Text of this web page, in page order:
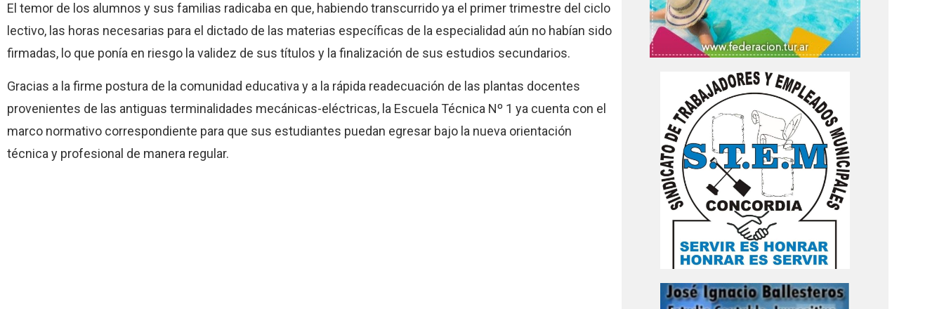
El temor de los alumnos y sus familias radicaba en que, habiendo transcurrido ya el primer trimestre del ciclo
lectivo, las horas necesarias para el dictado de las materias específicas de la especialidad aún no habían sido
firmadas, lo que ponía en riesgo la validez de sus títulos y la finalización de sus estudios secundarios.
Gracias a la firme postura de la comunidad educativa y a la rápida readecuación de las plantas docentes
provenientes de las antiguas terminalidades mecánicas-eléctricas, la Escuela Técnica Nº 1 ya cuenta con el
marco normativo correspondiente para que sus estudiantes puedan egresar bajo la nueva orientación
técnica y profesional de manera regular.